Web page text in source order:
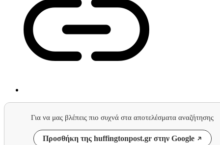
Για να μας βλέπεις πιο συχνά στα αποτελέσματα αναζήτησης
Προσθήκη της huffingtonpost.gr στην Google